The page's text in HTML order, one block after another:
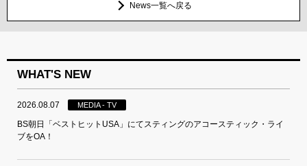
News一覧へ戻る
WHAT'S NEW
2026.08.07 MEDIA - TV
BS朝日「ベストヒットUSA」にてスティングのアコースティック・ライ
ブをOA！